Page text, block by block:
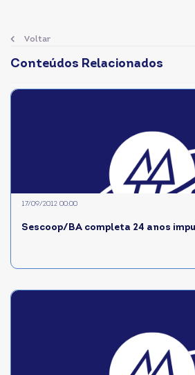
Voltar
Conteúdos Relacionados
Sescoop/BA completa 24 anos
17/09/2012 00:00